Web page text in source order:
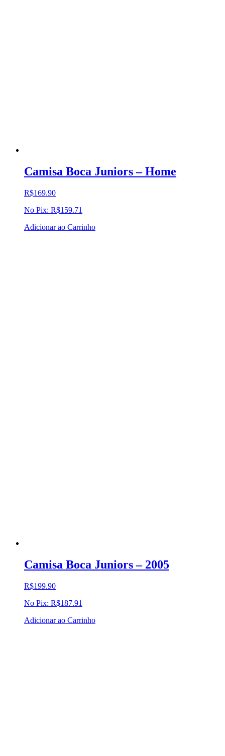
Camisa Boca Juniors – Home
R$169.90
No Pix: R$159.71
Adicionar ao Carrinho
Camisa Boca Juniors – 2005
R$199.90
No Pix: R$187.91
Adicionar ao Carrinho